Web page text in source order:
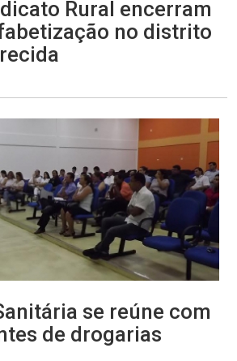
Rural encerram
no distrito
se reúne com
de drogarias